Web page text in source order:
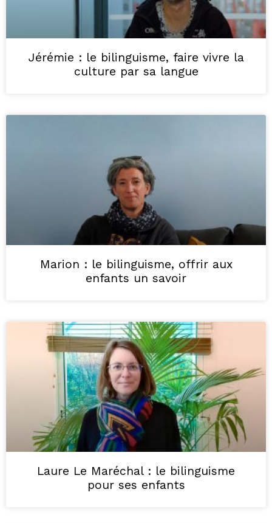
Jérémie : le bilinguisme, faire vivre la
culture par sa langue
Marion : le bilinguisme, offrir aux
enfants un savoir
Laure Le Maréchal : le bilinguisme
pour ses enfants